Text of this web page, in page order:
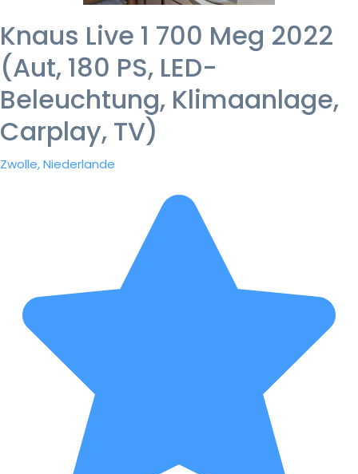
Knaus Live 1 700 Meg 2022
(Aut, 180 PS, LED-
Beleuchtung, Klimaanlage,
Carplay, TV)
Zwolle, Niederlande